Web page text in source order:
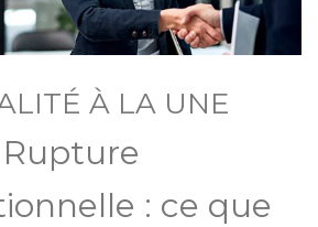
À LA UNE
Rupture
: ce que